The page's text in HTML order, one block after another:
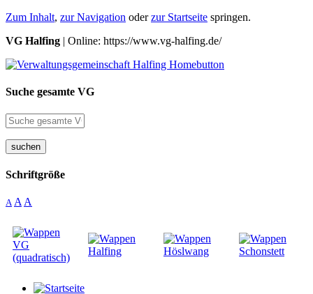
Zum Inhalt, zur Navigation oderzur Startseite springen.
VG Halfing | Online: https://www.vg-halfing.de/
Suche gesamte VG
suchen
Schriftgröße
A A A